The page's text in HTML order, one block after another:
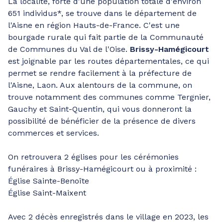
651 individus*, se trouve dans le département de
l'Aisne en région Hauts-de-France. C'est une
bourgade rurale qui fait partie de la Communauté
de Communes du Val de l'Oise. Brissy-Hamégicourt
est joignable par les routes départementales, ce qui
permet se rendre facilement à la préfecture de
l'Aisne, Laon. Aux alentours de la commune, on
trouve notamment des communes comme Tergnier,
Gauchy et Saint-Quentin, qui vous donneront la
possibilité de bénéficier de la présence de divers
commerces et services.
On retrouvera 2 églises pour les cérémonies
funéraires à Brissy-Hamégicourt ou à proximité :
Église Sainte-Benoîte
Église Saint-Maixent
Avec 2 décès enregistrés dans le village en 2023, les